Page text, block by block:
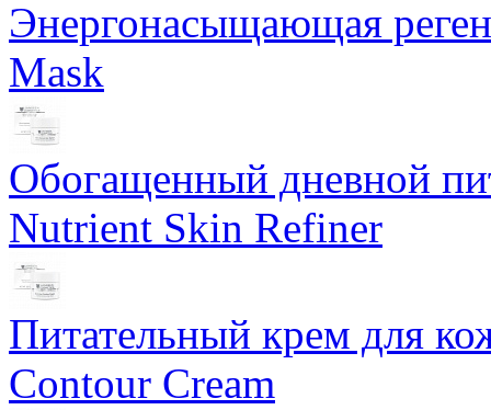
Энергонасыщающая
Mask
Обогащенный дневной
Nutrient Skin Refiner
Питательный крем для
Contour Cream